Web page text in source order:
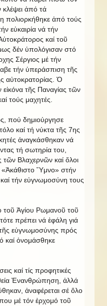
κλέψει ἀπό τά
πολιορκήθηκε ἀπό τούς
εὐκαιρία νά τήν
καί τοῦ
δέν ὑπολόγισαν στό
Σέργιος μέ τήν
τήν ὑπεράσπιση τῆς
αὐτοκρατορίας. Ὁ
τῆς Παναγίας τῶν
τούς μαχητές.
πού δημιούργησε
καί τή νύκτα τῆς 7ης
ἀναγκάσθηκαν νά
τή σωτηρία του,
Βλαχερνῶν καί ὅλοι
«Ἀκάθιστο Ὕμνο» στήν
τήν εὐγνωμοσύνη τους
τοῦ Ἁγίου Ρωμανοῦ τοῦ
πρέπει νά ἐφάλη γιά
εὐγνωμοσύνης πρός
καί ὀνομάσθηκε
καί τίς προφητικές
Ἐνανθρώπηση, ἀλλά
ἀναφέρεται σέ ὅλο
μέ τόν ἐρχομό τοῦ